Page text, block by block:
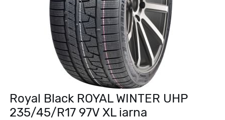
Royal Black ROYAL WINTER UHP
235/45/R17 97V XL iarna